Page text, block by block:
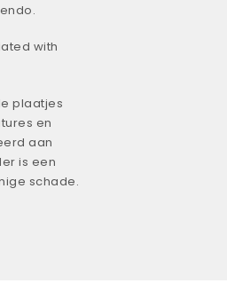
with
plaatjes
en
aan
is een
schade.